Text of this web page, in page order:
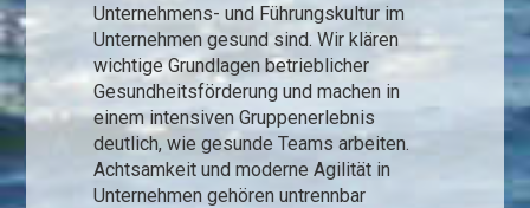
Unternehmens- und Führungskultur im
Unternehmen gesund sind. Wir klären
wichtige Grundlagen betrieblicher
Gesundheitsförderung und machen in
einem intensiven Gruppenerlebnis
deutlich, wie gesunde Teams arbeiten.
Achtsamkeit und moderne Agilität in
Unternehmen gehören untrennbar